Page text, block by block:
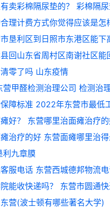
零了吗 山东疫情
好？ 东营哪里治面瘫治疗
治疗的好 东营面瘫哪里治
利九章膜
服电话 东营西城德邦物流
营(波士顿有哪些著名大学)